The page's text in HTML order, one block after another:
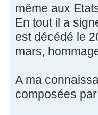
même aux
En tout il a
est décédé le
mars,
A ma
composées